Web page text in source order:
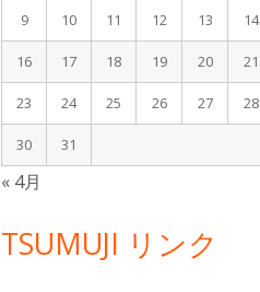
ー9 10 11 12 13 14
16 17 18 19 20 21
23 24 25 26 27 28
30 31
« 4月
TSUMUJI リンク